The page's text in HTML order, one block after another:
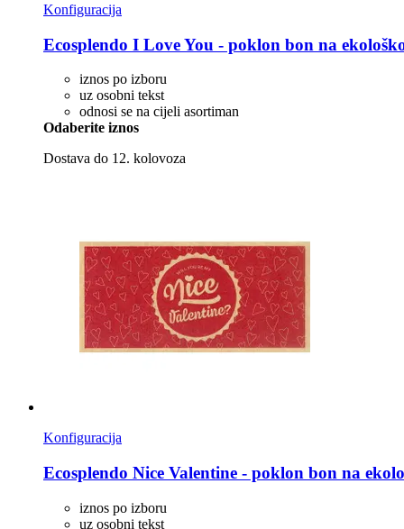
Konfiguracija
Ecosplendo I Love You -​ poklon bon na
iznos po izboru
uz osobni tekst
odnosi se na cijeli asortiman
Odaberite iznos
Dostava do 12. kolovoza
Konfiguracija
Ecosplendo Nice Valentine -​ poklon bon na
iznos po izboru
uz osobni tekst